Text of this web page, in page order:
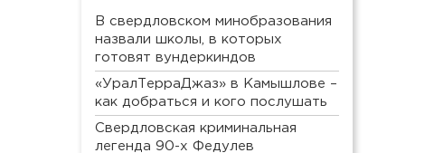
В свердловском минобразования
назвали школы, в которых
готовят вундеркиндов
«УралТерраДжаз» в Камышлове –
как добраться и кого послушать
Свердловская криминальная
легенда 90-х Федулев